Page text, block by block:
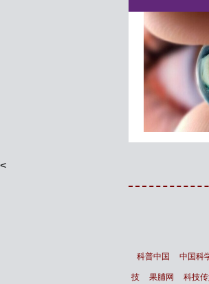
<
科普中国 中国科
技 果脯网 科技